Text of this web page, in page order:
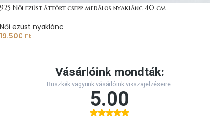
925 Női ezüst áttört csepp medálos nyaklánc 40 cm
Női ezüst nyaklánc
19.500 Ft